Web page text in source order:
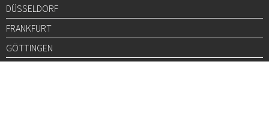
DÜSSELDORF
FRANKFURT
GÖTTINGEN